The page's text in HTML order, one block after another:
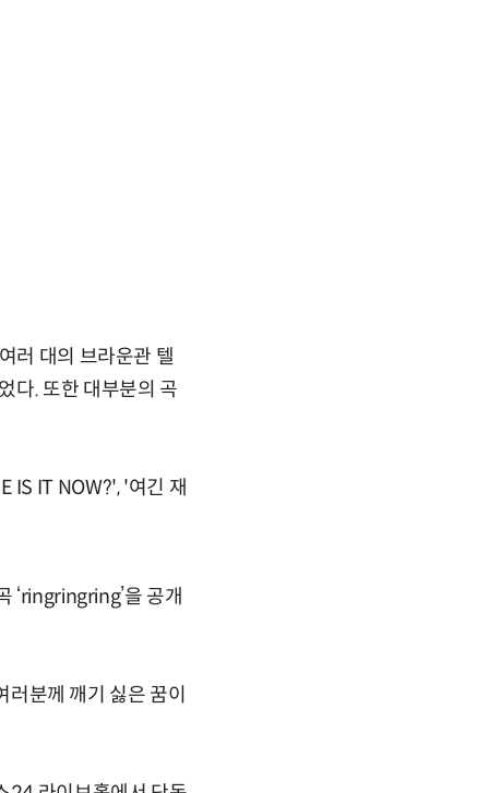
러 대의 브라운관 텔
다. 또한 대부분의 곡
IS IT NOW?', '여긴 재
‘ringringring’을 공개
분께 깨기 싫은 꿈이